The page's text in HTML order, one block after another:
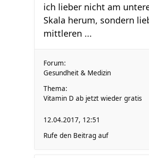
ich lieber nicht am
Skala herum, sondern
mittleren ...
Forum:
Gesundheit & Medizin
Thema:
Vitamin D ab jetzt wieder gratis
12.04.2017, 12:51
Rufe den Beitrag auf